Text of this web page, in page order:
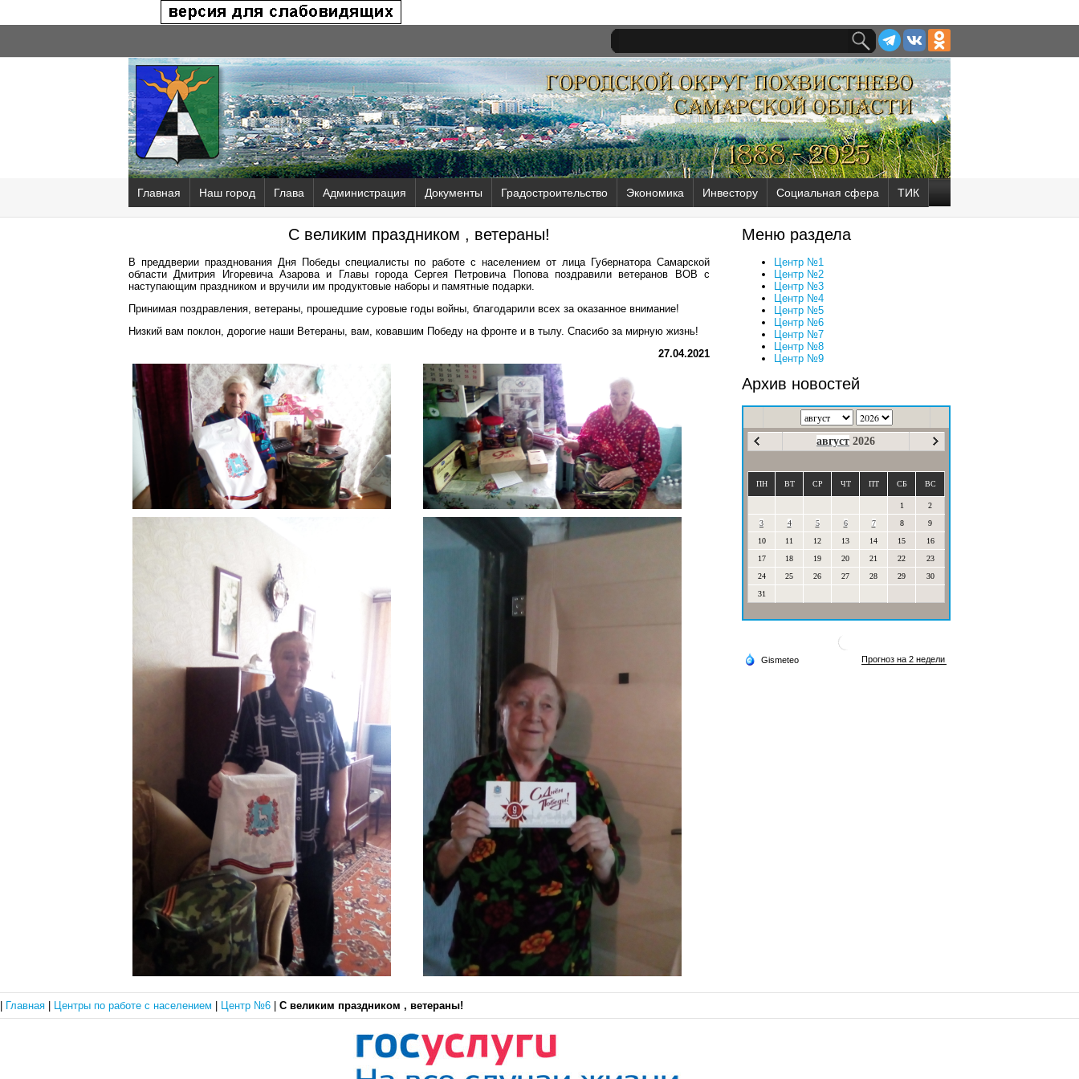
Главная Наш город Глава Администрация Документы Градостроительство Экономика Инвестору Социальная сфера ТИК
С великим праздником , ветераны!
В преддверии празднования Дня Победы специалисты по работе с населением от лица Губернатора Самарской
области Дмитрия Игоревича Азарова и Главы города Сергея Петровича Попова поздравили ветеранов ВОВ с
наступающим праздником и вручили им продуктовые наборы и памятные подарки.
Принимая поздравления, ветераны, прошедшие суровые годы войны, благодарили всех за оказанное внимание!
Низкий вам поклон, дорогие наши Ветераны, вам, ковавшим Победу на фронте и в тылу. Спасибо за мирную жизнь!
27.04.2021
Меню раздела
Центр №1
Центр №2
Центр №3
Центр №4
Центр №5
Центр №6
Центр №7
Центр №8
Центр №9
Архив новостей
август 2026
ПН ВТ СР ЧТ ПТ СБ ВС
1
2
3
4 5 6 7 8
9
10
11 12 13 14 15
16
17
18 19 20 21 22
23
24
25 26 27 28 29
30
31
Главная Центры по работе с населением Центр №6 С великим праздником , ветераны!